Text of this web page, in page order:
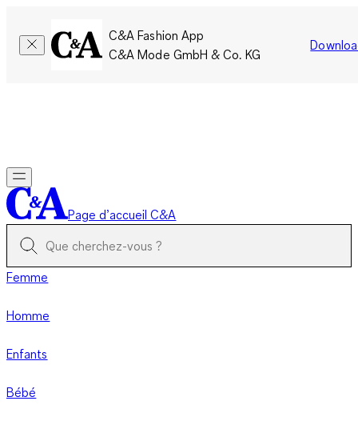
C&A Fashion App
C&A Mode GmbH & Co. KG
Page d’accueil C&A
Femme
Homme
Enfants
Bébé